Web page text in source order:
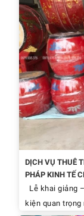
DỊCH VỤ THUÊ
PHÁP KINH TẾ
Lễ khai giảng
kiện quan